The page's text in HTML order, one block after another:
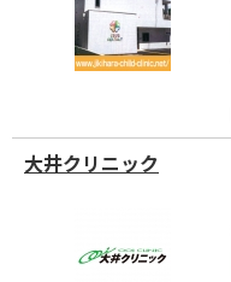
大井クリニック